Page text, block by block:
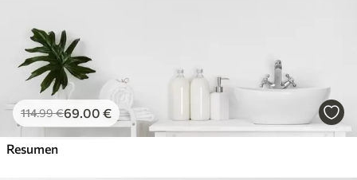
114.99€69.00 €
Resumen